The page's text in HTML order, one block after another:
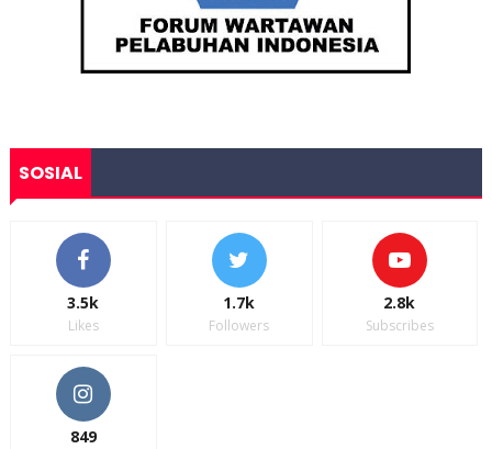
SOSIAL
3.5k
Likes
1.7k
Followers
2.8k
Subscribes
849